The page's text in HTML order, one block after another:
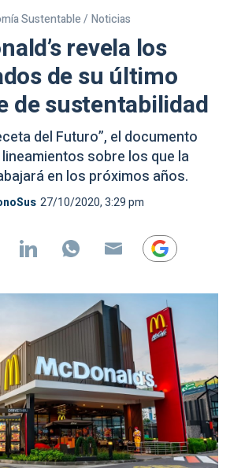
Sustentable / Noticias
revela los
de su último
de sustentabilidad
del Futuro”, el documento
sobre los que la
en los próximos años.
27/10/2020, 3:29 pm